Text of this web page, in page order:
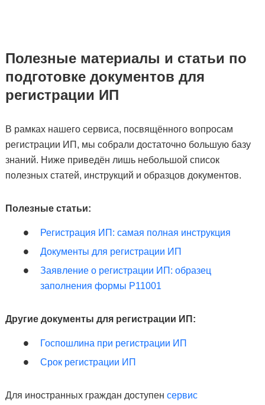
Полезные материалы и статьи по
подготовке документов для
регистрации ИП
В рамках нашего сервиса, посвящённого вопросам
регистрации ИП, мы собрали достаточно большую базу
знаний. Ниже приведён лишь небольшой список
полезных статей, инструкций и образцов документов.
Полезные статьи:
Регистрация ИП: самая полная инструкция
Документы для регистрации ИП
Заявление о регистрации ИП: образец
заполнения формы Р11001
Другие документы для регистрации ИП:
Госпошлина при регистрации ИП
Срок регистрации ИП
Для иностранных граждан доступен сервис